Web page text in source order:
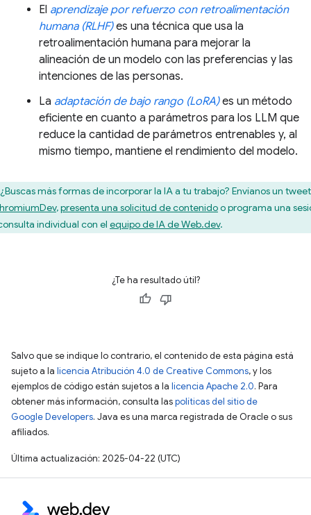
El aprendizaje por refuerzo con retroalimentación
humana (RLHF)es una técnica que usa la
retroalimentación humana para mejorar la
alineación de un modelo con las preferencias y las
intenciones de las personas.
La adaptación de bajo rango (LoRA)es un método
eficiente en cuanto a parámetros para los LLM que
reduce la cantidad de parámetros entrenables y, al
mismo tiempo, mantiene el rendimiento del modelo.
¿Buscas más formas de incorporar la IA a tu trabajo? Envíanos un
,presenta una solicitud de contenidoo programa una
individual con el equipo de IA de Web.dev.
¿Te ha resultado útil?
Salvo que se indique lo contrario, el contenido de esta página está
sujeto a la licencia Atribución 4.0 de Creative Commons, y los
ejemplos de código están sujetos a la licencia Apache 2.0. Para
obtener más información, consulta laspolíticas del sitio de
Google Developers. Java es una marca registrada de Oracle o sus
afiliados.
Última actualización: 2025-04-22 (UTC)